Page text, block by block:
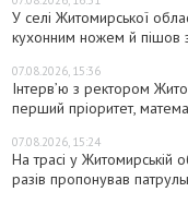
У селі Житомирської
кухонним ножем й пішов
07.08.2026, 15:36
Інтерв’ю з ректором
перший пріоритет,
07.08.2026, 15:24
На трасі у Житомирській
разів пропонував